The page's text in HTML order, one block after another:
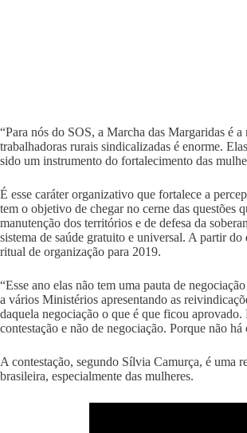
“Para nós do SOS, a Marcha das Margaridas é
trabalhadoras rurais sindicalizadas é enorme.
sido um instrumento do fortalecimento das
É esse caráter organizativo que fortalece a
tem o objetivo de chegar no cerne das questões
manutenção dos territórios e de defesa da
sistema de saúde gratuito e universal. A partir
ritual de organização para 2019.
“Esse ano elas não tem uma pauta de
a vários Ministérios apresentando as
daquela negociação o que é que ficou
contestação e não de negociação. Porque não
A contestação, segundo Sílvia Camurça, é uma
brasileira, especialmente das mulheres.